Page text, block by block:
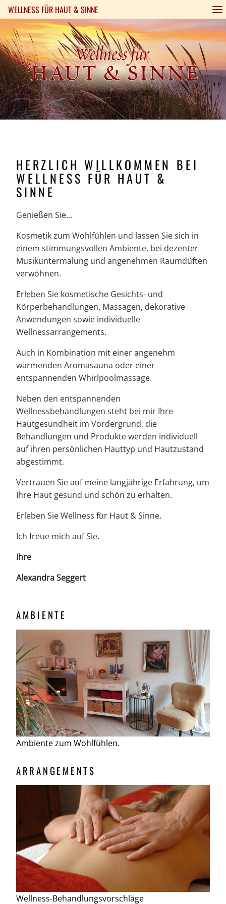
WELLNESS FÜR HAUT & SINNE
Ambiente
Arrangements Produkte Specials Preise
HERZLICH WILLKOMMEN BEI
WELLNESS FÜR HAUT &
SINNE
Genießen Sie...
Kosmetik zum Wohlfühlen und lassen Sie sich in
einem stimmungsvollen Ambiente, bei dezenter
Musikuntermalung und angenehmen Raumdüften
verwöhnen.
Erleben Sie kosmetische Gesichts- und
Körperbehandlungen, Massagen, dekorative
Anwendungen sowie individuelle
Wellnessarrangements.
Auch in Kombination mit einer angenehm
wärmenden Aromasauna oder einer
entspannenden Whirlpoolmassage.
Neben den entspannenden
Wellnessbehandlungen steht bei mir Ihre
Hautgesundheit im Vordergrund, die
Behandlungen und Produkte werden individuell
auf ihren persönlichen Hauttyp und Hautzustand
abgestimmt.
Vertrauen Sie auf meine langjährige Erfahrung, um
Ihre Haut gesund und schön zu erhalten.
Erleben Sie Wellness für Haut & Sinne.
Ich freue mich auf Sie.
Ihre
Alexandra Seggert
AMBIENTE
Ambiente zum Wohlfühlen.
ARRANGEMENTS
Wellness-Behandlungsvorschläge